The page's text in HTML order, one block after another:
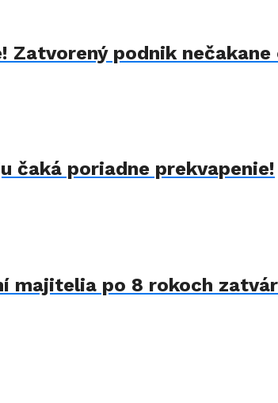
Zatvorený podnik
čaká poriadne prekvapenie!
majitelia po 8 rokoch